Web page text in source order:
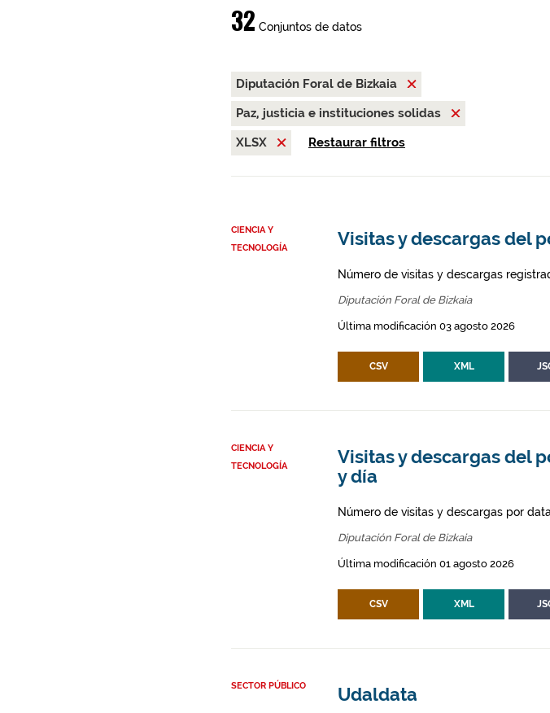
32 Conjuntos de datos
Diputación Foral de Bizkaia
Paz, justicia e instituciones solidas
XLSX
Restaurar filtros
CIENCIA Y
TECNOLOGÍA
Visitas y descargas del
Número de visitas y descargas
Diputación Foral de Bizkaia
Última modificación 03 agosto 2026
CSV XML
CIENCIA Y
TECNOLOGÍA
Visitas y descargas del
y día
Número de visitas y descargas por
Diputación Foral de Bizkaia
Última modificación 01 agosto 2026
CSV XML
SECTOR PÚBLICO Udaldata